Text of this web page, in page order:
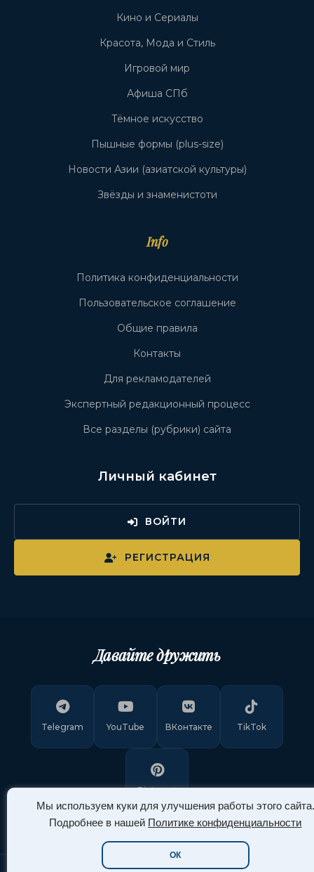
Мы используем куки для улучшения работы этого сайта.
Подробнее в нашей Политике конфиденциальности
ОК
Кино и Сериалы
Красота, Мода и Стиль
Игровой мир
Афиша СПб
Тёмное искусство
Пышные формы (plus-size)
Новости Азии (азиатской культуры)
Звёзды и знаменистоти
Info
Политика конфиденциальности
Пользовательское соглашение
Общие правила
Контакты
Для рекламодателей
Экспертный редакционный процесс
Все разделы (рубрики) сайта
Личный кабинет
ВОЙТИ
РЕГИСТРАЦИЯ
Давайте дружить
Telegram YouTube ВКонтакте TikTok
Pinterest